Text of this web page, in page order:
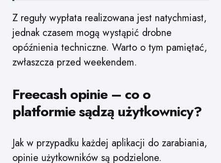
Z reguły wypłata realizowana jest natychmiast,
jednak czasem mogą wystąpić drobne
opóźnienia techniczne. Warto o tym pamiętać,
zwłaszcza przed weekendem.
Freecash opinie – co o
platformie sądzą użytkownicy?
Jak w przypadku każdej aplikacji do zarabiania,
opinie użytkowników są podzielone.